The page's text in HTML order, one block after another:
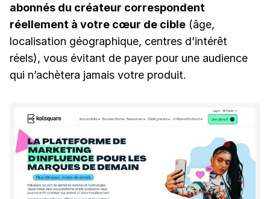
abonnés du créateur correspondent
réellement à votre cœur de cible (âge,
localisation géographique, centres d’intérêt
réels), vous évitant de payer pour une audience
qui n’achètera jamais votre produit.